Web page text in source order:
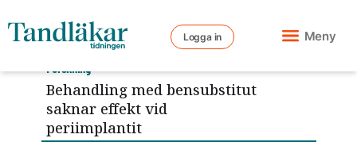
Logga in Meny
Behandling med bensubstitut
saknar effekt vid
periimplantit
Forskning